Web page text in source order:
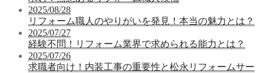
2025/08/28
リフォーム職人のやりがいを発見！本当の魅力とは？
2025/07/27
経験不問！リフォーム業界で求められる能力とは？
2025/07/26
求職者向け！内装工事の重要性と松永リフォームサー